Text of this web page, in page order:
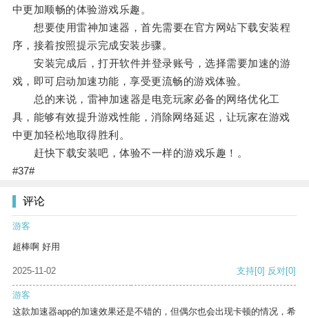
中更加顺畅的体验游戏乐趣。
想要使用雷神加速器，首先需要在官方网站下载安装程
序，接着按照提示完成安装步骤。
安装完成后，打开软件并登录账号，选择需要加速的游
戏，即可启动加速功能，享受更流畅的游戏体验。
总的来说，雷神加速器是电竞玩家必备的网络优化工
具，能够有效提升游戏性能，消除网络延迟，让玩家在游戏
中更加轻松地取得胜利。
赶快下载安装吧，体验不一样的游戏乐趣！。
#37#
评论
游客
超棒啊 好用
2025-11-02 支持[0] 反对[0]
游客
这款加速器app的加速效果还是不错的，但偶尔也会出现卡顿的情况，希